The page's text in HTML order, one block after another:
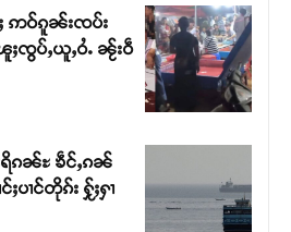
ႁွၵ်ႈ လႆႈယူႇၶႃႈဢေႃႈ။
ဢဝ်ၵူၼ်းၸပ်း
ၸွပ်ႇယူႇဝႆႉ ၼႂ်းဝဵ
ၵၼ်ႊ ၶဵင်ႇၵၼ်
ၢင်တိုၵ်း ႁႂ်ႈႁၢ